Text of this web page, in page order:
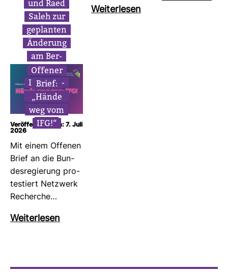
und Raed
Saleh zur
geplanten
Ände­rung
am Ber­
liner
Infor­ma­
ti­ons­frei­
heits­ge­
setz
Wei­ter­lesen
Offener
Brief:
„Hände
weg vom
IFG!“
Veröffentlicht am: 7. Juli
2026
Mit einem Offenen
Brief an die Bun­
des­re­gie­rung pro­
tes­tiert Netz­werk
Recherche…
Wei­ter­lesen